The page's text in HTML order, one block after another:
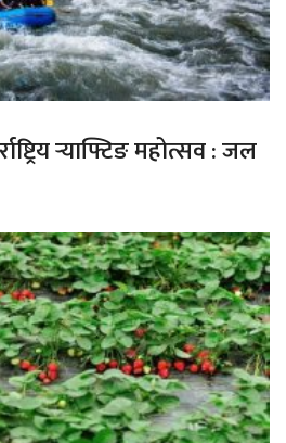
र्‍याफ्टिङ महोत्सव : जल